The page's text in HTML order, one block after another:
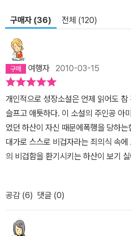
구매자 (36) 전체 (120)
여행자 2010-03-15
개인적으로 성장소설은 언제 읽어도
슬프고 애틋하다. 이 소설의 주인공 아
였던 하산이 자신 때문에폭행을 당하
대가로 스스로 비겁자라는 죄의식 속
의 비겁함을 환기시키는 하산이 보기
밀스럽게 숨기며 어른이 되어간다. 하
라고 생각되기보다는그저 아이다운 행
에 충직했고 그를 지켜주었던하산과,
르에게서순수하면서도 슬프고 나약한
공감 (6) 댓글 (0)